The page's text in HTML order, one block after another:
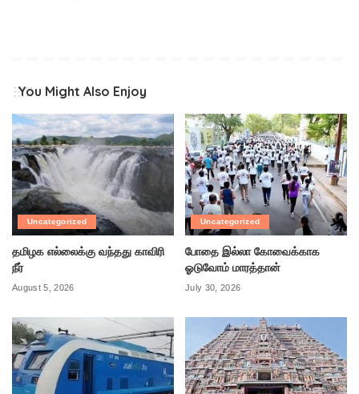
You Might Also Enjoy
Uncategorized
தமிழக எல்லைக்கு வந்தது காவிரி
நீர்
August 5, 2026
Uncategorized
போதை இல்லா கோவைக்காக
ஓடுவோம் மாரத்தான்
July 30, 2026